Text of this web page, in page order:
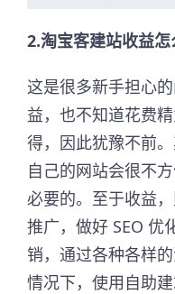
2.淘宝客建站收益怎
这是很多新手担心
益，也不知道花费
得，因此犹豫不前
自己的网站会很不
必要的。至于收益
推广，做好 SEO 优
销，通过各种各样
情况下，使用自助